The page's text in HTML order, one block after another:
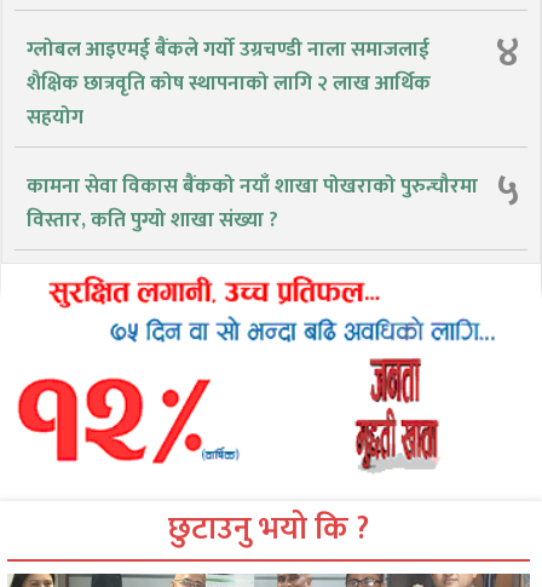
ग्लोबल आइएमई बैंकले गर्यो उग्रचण्डी नाला समाजलाई
शैक्षिक छात्रवृति कोष स्थापनाको लागि २ लाख आर्थिक
सहयोग
४
कामना सेवा विकास बैंकको नयाँ शाखा पोखराको पुरुन्चौरमा
विस्तार, कति पुग्यो शाखा संख्या ?
५
छुटाउनु भयो कि ?